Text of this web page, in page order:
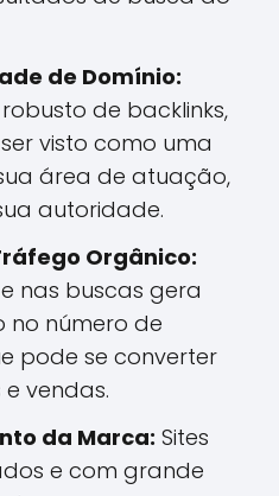
de Domínio:
de backlinks,
visto como uma
área de atuação,
autoridade.
Orgânico:
nas buscas gera
no número de
pode se converter
vendas.
da Marca: Sites
e com grande